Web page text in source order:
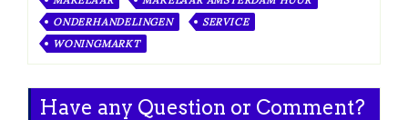
ONDERHANDELINGEN
SERVICE
WONINGMARKT
Have any Question or Comment?